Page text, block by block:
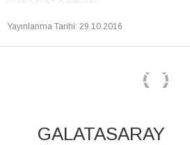
Yayınlanma Tarihi: 29.10.2016
GALATASARAY